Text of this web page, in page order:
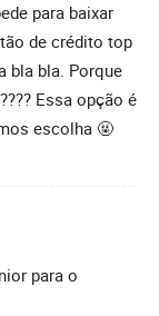
para baixar
de crédito top
bla bla. Porque
Essa opção é
escolha 🤬
para o